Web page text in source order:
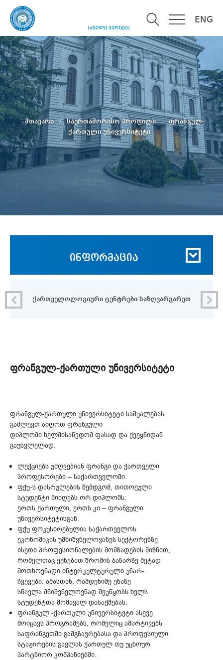
(ძველი ვერსია)
ENG
მთავარი საერთაშორისო პროფილი
ფრანგულ-
ქართული უნივერსიტეტი
ინფორმაცია
ქართველოლოგიური ცენტრები საზღვარგარეთ
ფრანგულ-ქართული უნივერსიტეტი
ფრანგულ-ქართული უნივერსიტეტი საშუალებას
გაძლევთ აიღოთ ფრანგული
დიპლომი ხელმისაწვდომ ფასად და ქვეყნიდან
გაუსვლელად.
ლექციებს უძღვებიან ფრანგი და ქართველი
პროფესორები – საქართველოში.
ფქუ-ს დასრულების შემდგომ, თითოეული
სტუდენტი მიიღებს ორ დიპლომს:
ერთს ქართული, ერთს კი – ფრანგული
უნივერსიტეტისგან.
ფქუ ფოკუსირებულია საქართველოს
ეკონომიკის უმნიშვნელოვანეს სექტორებზე
ისეთი პროფესიონალების მომზადების მიზნით,
რომელთაც ექნებათ შრომის ბაზარზე მეტად
მოთხოვნადი ინტერკულტურული უნარ-
ჩვევები. ამასთან, რამდენიმე ენაზე
სწავლა მნიშვნელოვნად შეუწყობს ხელს
სტუდენტთა მომავალ დასაქმებას.
ფრანგულ -ქართული უნივერსიტეტი ასევე
მოიცავს პროგრამებს, რომელიც ამარტივებს
საფრანგეთში გამგზავრებასა და პროფესიული
სტაჟირების გავლას ქართულ თუ უცხოურ
პარტნიორ კომპანიებში.